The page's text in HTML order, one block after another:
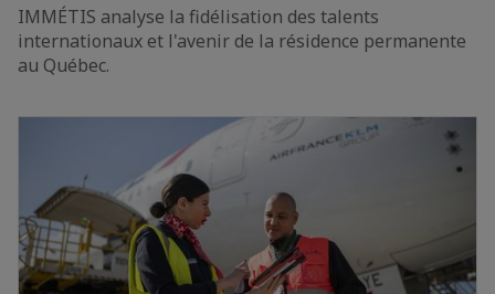
IMMÉTIS analyse la fidélisation des talents
internationaux et l'avenir de la résidence permanente
au Québec.